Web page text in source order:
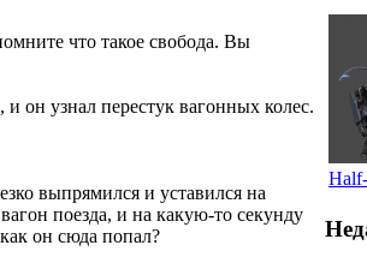
что такое свобода. Вы
он узнал перестук вагонных колес.
выпрямился и уставился на
поезда, и на какую-то секунду
он сюда попал?